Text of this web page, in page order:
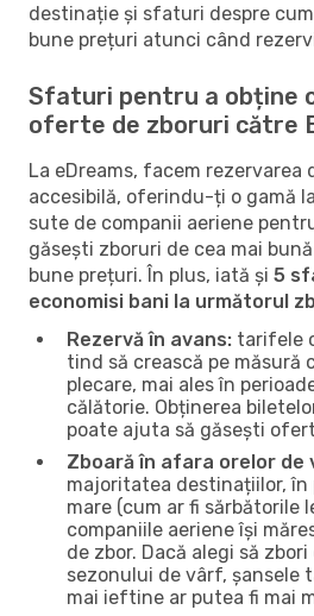
destinație și sfaturi despre
bune prețuri atunci când
Sfaturi pentru a obține
oferte de zboruri către
La eDreams, facem rezervarea
accesibilă, oferindu-ți o gamă
sute de companii aeriene
găsești zboruri de cea mai
bune prețuri. În plus, iată și 5
economisi bani la următorul
Rezervă în avans: tarifele
tind să crească pe măsură
plecare, mai ales în
călătorie. Obținerea
poate ajuta să găsești
Zboară în afara orelor de
majoritatea destinațiilor, în
mare (cum ar fi sărbătorile
companiile aeriene își
de zbor. Dacă alegi să
sezonului de vârf, șansele
mai ieftine ar putea fi mai